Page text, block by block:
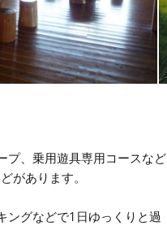
プ、乗用遊具専用コースなど
があります。
ングなどで1日ゆっくりと過